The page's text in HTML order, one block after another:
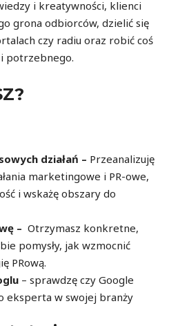
i kreatywności, klienci
grona odbiorców, dzielić się
czy radiu oraz robić coś
potrzebnego.
działań – Przeanalizuję
marketingowe i PR-owe,
i wskażę obszary do
– Otrzymasz konkretne,
pomysły, jak wzmocnić
PRową.
– sprawdzę czy Google
eksperta w swojej branży